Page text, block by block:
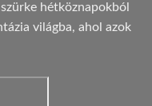
hétköznapokból
világba, ahol azok